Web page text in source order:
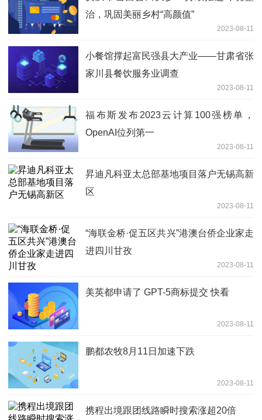
治，巩固美丽乡村“高颜值”
2023-08-11
小餐馆撑起富民强县大产业——甘肃省张
家川县餐饮服务业调查
2023-08-11
福布斯发布2023云计算100强榜单，
OpenAI位列第一
2023-08-11
昇迪凡科亚太总部基地项目落户无锡高新
区
2023-08-11
“海联金桥·促五区共兴”港澳台侨企业家走
进四川甘孜
2023-08-11
美英都申请了 GPT-5商标提交 快看
2023-08-11
鹏都农牧8月11日加速下跌
2023-08-11
携程出境跟团线路瞬时搜索涨超20倍